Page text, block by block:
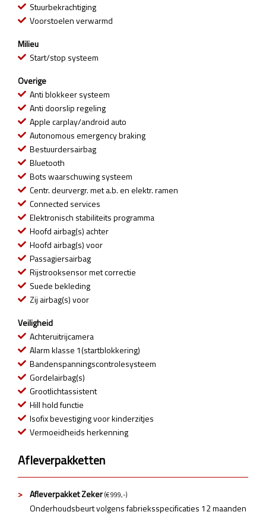
Stuurbekrachtiging
Voorstoelen verwarmd
Milieu
Start/stop systeem
Overige
Anti blokkeer systeem
Anti doorslip regeling
Apple carplay/android auto
Autonomous emergency braking
Bestuurdersairbag
Bluetooth
Bots waarschuwing systeem
Centr. deurvergr. met a.b. en elektr. ramen
Connected services
Elektronisch stabiliteits programma
Hoofd airbag(s) achter
Hoofd airbag(s) voor
Passagiersairbag
Rijstrooksensor met correctie
Suede bekleding
Zij airbag(s) voor
Veiligheid
Achteruitrijcamera
Alarm klasse 1(startblokkering)
Bandenspanningscontrolesysteem
Gordelairbag(s)
Grootlichtassistent
Hill hold functie
Isofix bevestiging voor kinderzitjes
Vermoeidheids herkenning
Afleverpakketten
Afleverpakket Zeker(€ 999,-)
Onderhoudsbeurt volgens fabrieksspecificaties 12 maanden